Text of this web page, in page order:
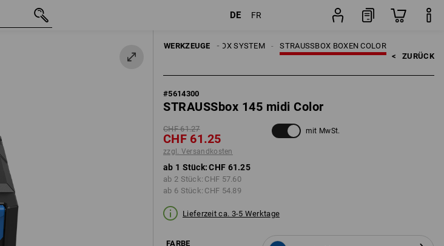
DE FR
WERKZEUGE STRAUSSBOX BOXEN COLOR
STRAUSSBOX SYSTEM
HANDWERKZEUGE
< ZURÜCK
#5614300
STRAUSSbox 145 midi Color
CHF 61.27
CHF 61.25
zzgl. Versandkosten
mit MwSt.
ab 1 Stück: CHF 61.25
ab 2 Stück: CHF 57.60
ab 6 Stück: CHF 54.89
Lieferzeit ca. 3-5 Werktage
FARBE
CHF 61.27